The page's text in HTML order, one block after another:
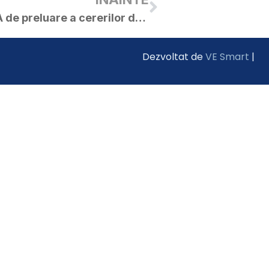
Demarare companie APIA de preluare a cererilor de plată pentru sectorul vegetal si zootehnic
Dezvoltat deVE Smart |